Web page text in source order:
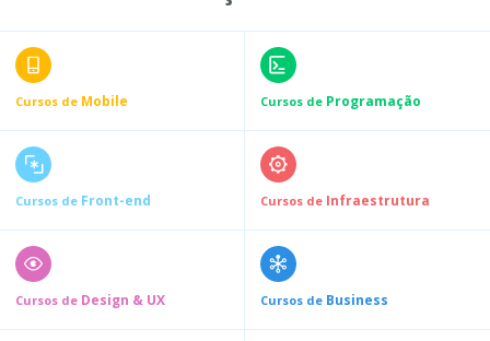
Cursos de Mobile Cursos de Programação
Cursos de Front-end Cursos de Infraestrutura
Cursos de Design & UX Cursos de Business